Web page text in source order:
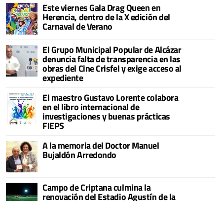
Este viernes Gala Drag Queen en
Herencia, dentro de la X edición del
Carnaval de Verano
El Grupo Municipal Popular de Alcázar
denuncia falta de transparencia en las
obras del Cine Crisfel y exige acceso al
expediente
El maestro Gustavo Lorente colabora
en el libro internacional de
investigaciones y buenas prácticas
FIEPS
A la memoria del Doctor Manuel
Bujaldón Arredondo
Campo de Criptana culmina la
renovación del Estadio Agustín de la